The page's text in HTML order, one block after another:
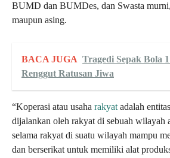
BUMD dan BUMDes, dan Swasta
maupun asing.
BACA JUGA Tragedi Sepak Bola
Renggut Ratusan Jiwa
“Koperasi atau usaha rakyatadalah
dijalankan oleh rakyat di sebuah wilayah
selama rakyat di suatu wilayah mampu
dan berserikat untuk memiliki alat